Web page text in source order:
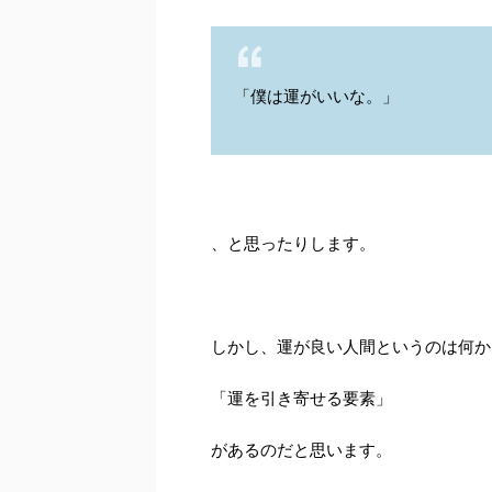
「僕は運がいいな。」
、と思ったりします。
しかし、運が良い人間というのは何
「運を引き寄せる要素」
があるのだと思います。